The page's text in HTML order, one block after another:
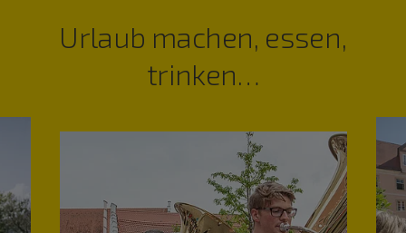
Urlaub machen, essen,
trinken…